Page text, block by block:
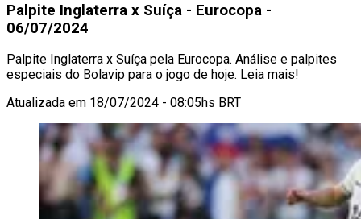
Palpite Inglaterra x Suíça - Eurocopa -
06/07/2024
Palpite Inglaterra x Suíça pela Eurocopa. Análise e palpites
especiais do Bolavip para o jogo de hoje. Leia mais!
Atualizada em 18/07/2024 - 08:05hs BRT